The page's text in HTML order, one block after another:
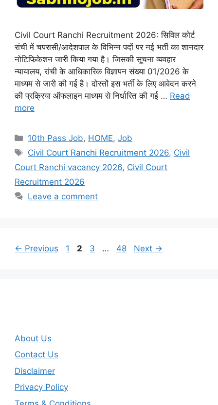
Civil Court Ranchi Recruitment 2026: सिविल कोर्ट
रांची में चपरासी/आदेशपाल के विभिन्न पदों पर नई भर्ती का शानदार
नोटिफिकेशन जारी किया गया है। जिसकी सूचना व्यवहार
न्यायालय, रांची के आधिकारिक विज्ञापन संख्या 01/2026 के
माध्यम से जारी की गई है। दोस्तों इस भर्ती के लिए आवेदन करने
की प्रक्रिया ऑफलाइन माध्यम से निर्धारित की गई … Read
more
Categories
10th Pass Job, HOME,Job
Tags
Civil Court Ranchi Recruitment 2026, Civil
Court Ranchi vacancy 2026, Civil Court
Recruitment 2026
Leave a comment
← Previous Page
1 Page
2 Page
3 … Page
48 Next →
About Us
Contact Us
Disclaimer
Privacy Policy